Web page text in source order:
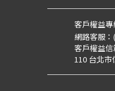
客戶權益專
網路客服：
客戶權益信
110 台北市